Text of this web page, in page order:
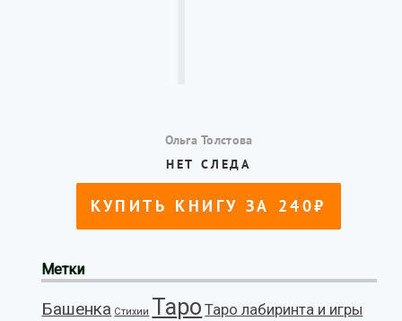
Метки
Башенка Стихии Таро Таро лабиринта и игры